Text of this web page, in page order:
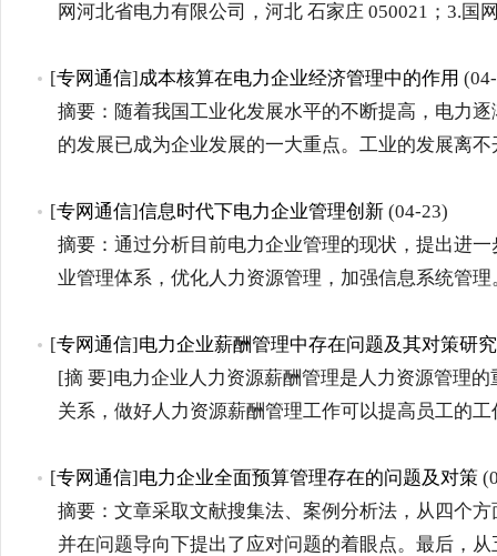
网河北省电力有限公司，河北 石家庄 050021；3.
[专网通信]成本核算在电力企业经济管理中的作用
摘要：随着我国工业化发展水平的不断提高，电力
的发展已成为企业发展的一大重点。工业的发展离
[专网通信]信息时代下电力企业管理创新 (04-23)
摘要：通过分析目前电力企业管理的现状，提出进
业管理体系，优化人力资源管理，加强信息系统管
[专网通信]电力企业薪酬管理中存在问题及其对策研究
[摘 要]电力企业人力资源薪酬管理是人力资源管理
关系，做好人力资源薪酬管理工作可以提高员工的
[专网通信]电力企业全面预算管理存在的问题及对策
摘要：文章采取文献搜集法、案例分析法，从四个
并在问题导向下提出了应对问题的着眼点。最后，